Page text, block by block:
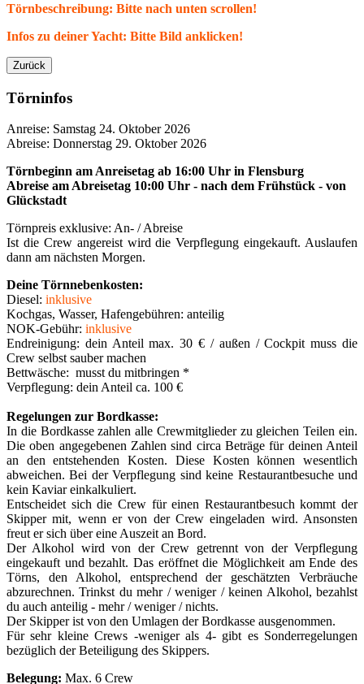
Törnbeschreibung: Bitte nach unten scrollen!
Infos zu deiner Yacht: Bitte Bild anklicken!
Zurück
Törninfos
Anreise: Samstag 24. Oktober 2026
Abreise: Donnerstag 29. Oktober 2026
Törnbeginn am Anreisetag ab 16:00 Uhr in Flensburg
Abreise am Abreisetag 10:00 Uhr - nach dem Frühstück - von
Glückstadt
Törnpreis exklusive: An- / Abreise
Ist die Crew angereist wird die Verpflegung eingekauft. Auslaufen
dann am nächsten Morgen.
Deine Törnnebenkosten:
Diesel: inklusive
Kochgas, Wasser, Hafengebühren: anteilig
NOK-Gebühr: inklusive
Endreinigung: dein Anteil max. 30 € / außen / Cockpit muss die
Crew selbst sauber machen
Bettwäsche: musst du mitbringen *
Verpflegung: dein Anteil ca. 100 €
Regelungen zur Bordkasse:
In die Bordkasse zahlen alle Crewmitglieder zu gleichen Teilen ein.
Die oben angegebenen Zahlen sind circa Beträge für deinen Anteil
an den entstehenden Kosten. Diese Kosten können wesentlich
abweichen. Bei der Verpflegung sind keine Restaurantbesuche und
kein Kaviar einkalkuliert.
Entscheidet sich die Crew für einen Restaurantbesuch kommt der
Skipper mit, wenn er von der Crew eingeladen wird. Ansonsten
freut er sich über eine Auszeit an Bord.
Der Alkohol wird von der Crew getrennt von der Verpflegung
eingekauft und bezahlt. Das eröffnet die Möglichkeit am Ende des
Törns, den Alkohol, entsprechend der geschätzten Verbräuche
abzurechnen. Trinkst du mehr / weniger / keinen Alkohol, bezahlst
du auch anteilig - mehr / weniger / nichts.
Der Skipper ist von den Umlagen der Bordkasse ausgenommen.
Für sehr kleine Crews -weniger als 4- gibt es Sonderregelungen
bezüglich der Beteiligung des Skippers.
Belegung: Max. 6 Crew